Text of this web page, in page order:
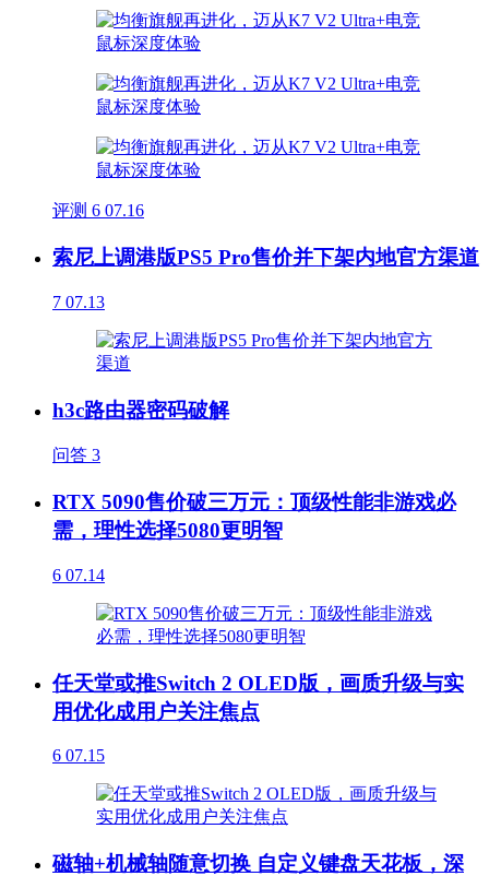
评测 6 07.16
索尼上调港版PS5 Pro售价并下架内地官方渠道
7 07.13
h3c路由器密码破解
问答 3
RTX 5090售价破三万元：顶级性能非游戏必
需，理性选择5080更明智
6 07.14
任天堂或推Switch 2 OLED版，画质升级与实
用优化成用户关注焦点
6 07.15
磁轴+机械轴随意切换 自定义键盘天花板，深